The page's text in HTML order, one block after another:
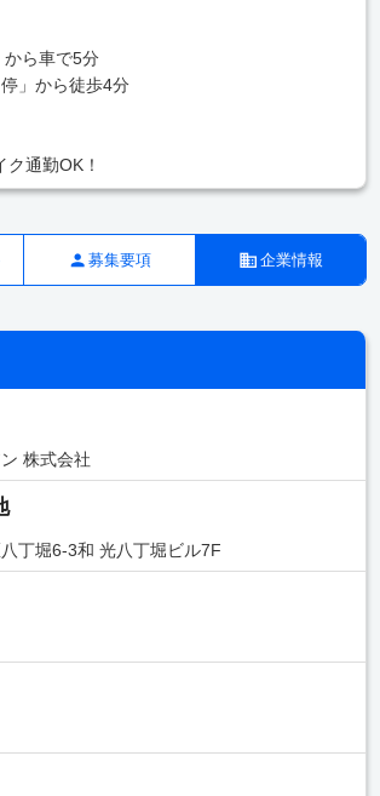
から車で5分
」から徒歩4分
通勤OK！
募集要項 企業情報
株式会社
丁堀6-3和 光八丁堀ビル7F